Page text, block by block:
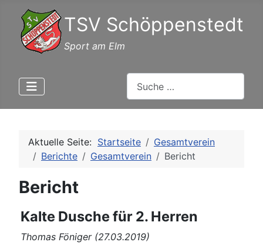
TSV Schöppenstedt
Sport am Elm
Aktuelle Seite: Startseite
Gesamtverein
Berichte
Gesamtverein Bericht
Bericht
Kalte Dusche für 2. Herren
Thomas Föniger (27.03.2019)